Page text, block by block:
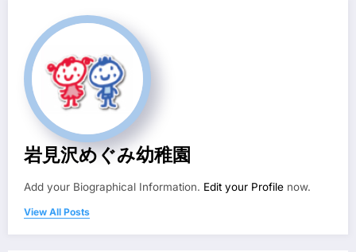
岩見沢めぐみ幼稚園
Add your Biographical Information. Edit your Profile now.
View All Posts